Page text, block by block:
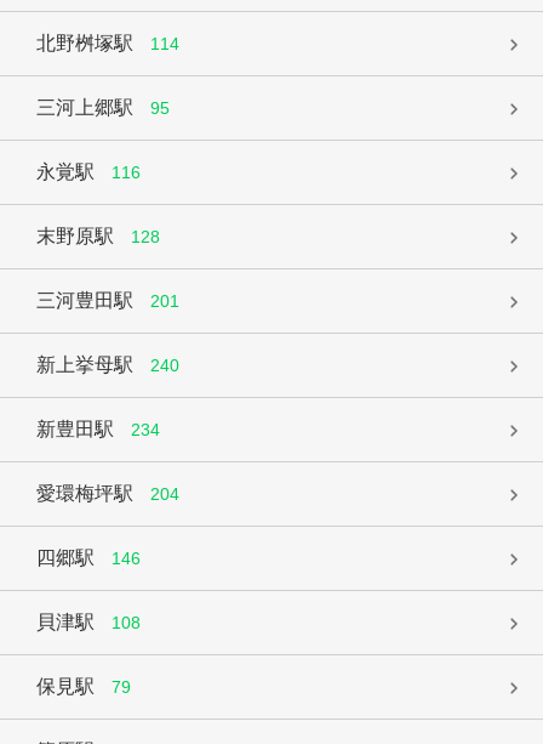
北野桝塚駅 114
三河上郷駅 95
永覚駅 116
末野原駅 128
三河豊田駅 201
新上挙母駅 240
新豊田駅 234
愛環梅坪駅 204
四郷駅 146
貝津駅 108
保見駅 79